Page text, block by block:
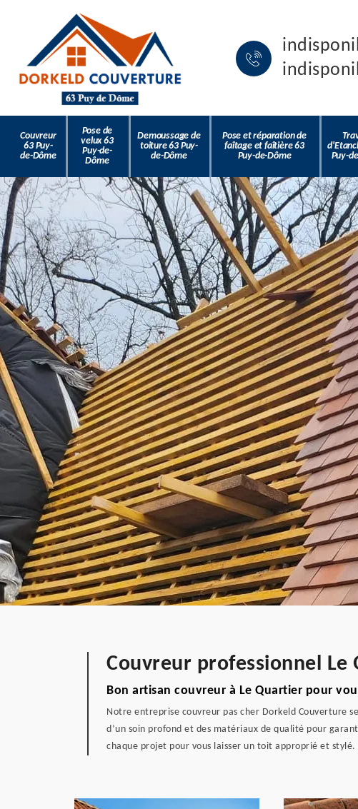
Couvreur
63 Puy-
de-Dôme
Pose de
velux 63
Puy-de-
Dôme
Demoussage de
toiture 63 Puy-
de-Dôme
Pose et réparation de
faîtage et faîtière 63
Puy-de-Dôme
Puy-
Couvreur professionnel Le
Bon artisan couvreur à Le Quartier pour
Notre entreprise couvreur pas cher Dorkeld Couverture
d’un soin profond et des matériaux de qualité pour
chaque projet pour vous laisser un toit approprié et